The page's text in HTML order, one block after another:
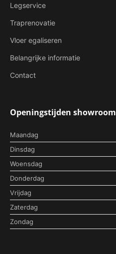
Legservice
Traprenovatie
Vloer egaliseren
Belangrijke informatie
Contact
Openingstijden showroom
Maandag
Dinsdag
Woensdag
Donderdag
Vrijdag
Zaterdag
Zondag